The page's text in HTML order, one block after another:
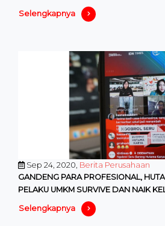
Selengkapnya
Sep 24, 2020, Berita Perusahaan
GANDENG PARA PROFESIONAL,
PELAKU UMKM SURVIVE DAN NAIK
PANDEMI
Selengkapnya